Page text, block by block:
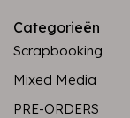
Categorieën
Scrapbooking
Mixed Media
PRE-ORDERS